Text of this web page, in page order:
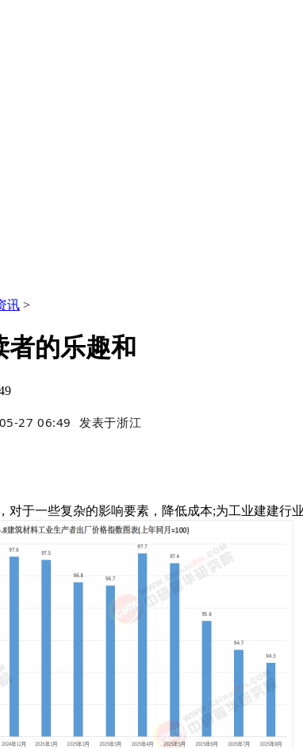
讯 >
的乐趣和
27 06:49 发表于浙江
一些复杂的影响要素，降低成本;为工业建建行